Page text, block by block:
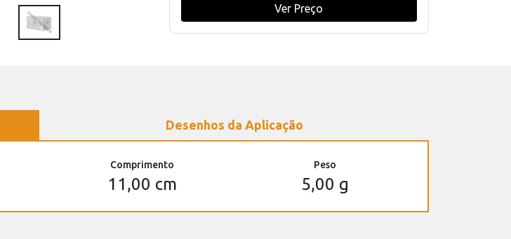
Ver Preço
Desenhos da Aplicação
Comprimento
11,00 cm
Peso
5,00 g